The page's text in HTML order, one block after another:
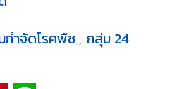
กำจัดโรคพืช , กลุ่ม 24